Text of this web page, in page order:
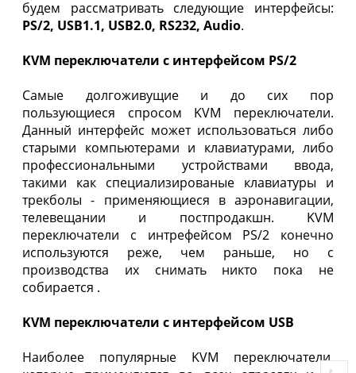
будем рассматривать следующие интерфейсы:
PS/2, USB1.1, USB2.0, RS232, Audio.
KVM переключатели с интерфейсом PS/2
Самые долгоживущие и до сих пор
пользующиеся спросом KVM переключатели.
Данный интерфейс может использоваться либо
старыми компьютерами и клавиатурами, либо
профессиональными устройствами ввода,
такими как специализированые клавиатуры и
трекболы - применяющиеся в аэронавигации,
телевещании и постпродакшн. KVM
переключатели с интрефейсом PS/2 конечно
используются реже, чем раньше, но с
производства их снимать никто пока не
собирается .
KVM переключатели с интерфейсом USB
Наиболее популярные KVM переключатели,